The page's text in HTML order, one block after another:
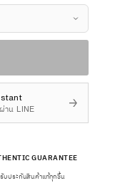
าน LINE
→
GUARANTEE
รับประกันสินค้าแท้ทุกชิ้น